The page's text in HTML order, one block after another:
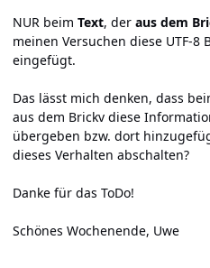
NUR beim Text, der aus dem
meinen Versuchen diese UTF-8
eingefügt.
Das lässt mich denken, dass
aus dem Brickv diese
übergeben bzw. dort
dieses Verhalten abschalten?
Danke für das ToDo!
Schönes Wochenende, Uwe